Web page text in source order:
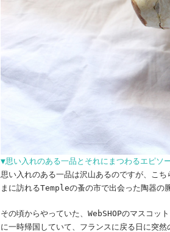
▼思い入れのある一品とそれにまつわるエピソ
思い入れのある一品は沢山あるのですが、こ
まに訪れるTempleの蚤の市で出会った陶器
その頃からやっていた、WebSHOPのマスコ
に一時帰国していて、フランスに戻る日に突